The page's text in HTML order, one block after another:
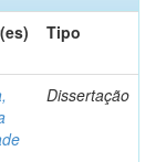
Tipo
Dissertação